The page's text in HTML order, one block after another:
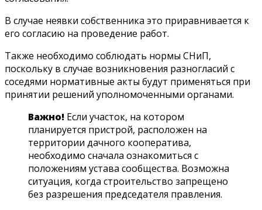
В случае неявки собственника это приравнивается к
его согласию на проведение работ.
Также необходимо соблюдать нормы СНиП,
поскольку в случае возникновения разногласий с
соседями нормативные акты будут применяться при
принятии решений уполномоченными органами.
Важно! Если участок, на котором
планируется пристрой, расположен на
территории дачного кооператива,
необходимо сначала ознакомиться с
положениям устава сообщества. Возможна
ситуация, когда строительство запрещено
без разрешения председателя правления.